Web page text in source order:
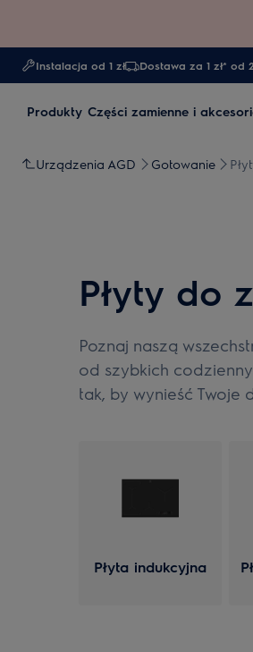
Instalacja od 1 zł Dostawa za 1 zł* od
Produkty Części zamienne i
Urządzenia AGD Gotowanie
Płyty do
Poznaj naszą
od szybkich
tak, by wynieść Twoje
Płyta indukcyjna